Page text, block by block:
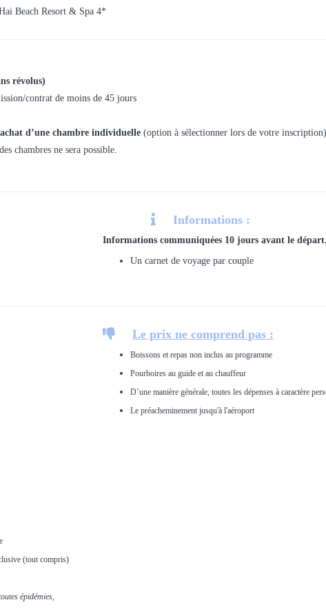
Beach Resort & Spa 4*
révolus)
contrat de moins de 45 jours
d’une chambre individuelle (option à sélectionner lors de votre
chambres ne sera possible.
 Informations :
Informations communiquées 10 jours avant le départ.
Un carnet de voyage par couple
(tout compris)
épidémies,
 Le prix ne comprend pas :
Boissons et repas non inclus au programme
Pourboires au guide et au chauffeur
D’une manière générale, toutes les dépenses à caractère
Le préacheminement jusqu'à l'aéroport